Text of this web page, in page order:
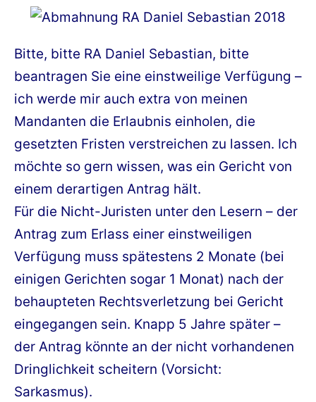
Bitte, bitte RA Daniel Sebastian, bitte
beantragen Sie eine einstweilige Verfügung –
ich werde mir auch extra von meinen
Mandanten die Erlaubnis einholen, die
gesetzten Fristen verstreichen zu lassen. Ich
möchte so gern wissen, was ein Gericht von
einem derartigen Antrag hält.
Für die Nicht-Juristen unter den Lesern – der
Antrag zum Erlass einer einstweiligen
Verfügung muss spätestens 2 Monate (bei
einigen Gerichten sogar 1 Monat) nach der
behaupteten Rechtsverletzung bei Gericht
eingegangen sein. Knapp 5 Jahre später –
der Antrag könnte an der nicht vorhandenen
Dringlichkeit scheitern (Vorsicht:
Sarkasmus).